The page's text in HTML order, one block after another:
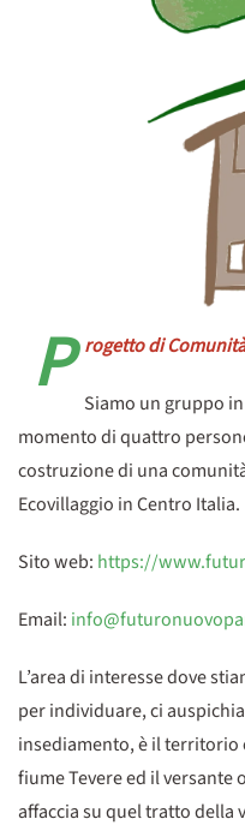
P rogetto di Comunità
Siamo un gruppo
momento di quattro
costruzione di una
Ecovillaggio in Centro Italia.
Sito web: https://
Email:
L’area di interesse dove
per individuare, ci
insediamento, è il territorio
fiume Tevere ed il versante
affaccia su quel tratto della